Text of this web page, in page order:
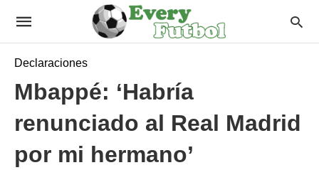
Declaraciones
Mbappé: ‘Habría
renunciado al Real Madrid
por mi hermano’